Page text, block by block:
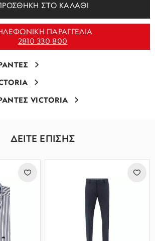
ΣΤΟ ΚΑΛΑΘΙ
ΠΑΡΑΓΓΕΛΙΑ
2810 330 800
VICTORIA
ΔΕΙΤΕ ΕΠΙΣΗΣ